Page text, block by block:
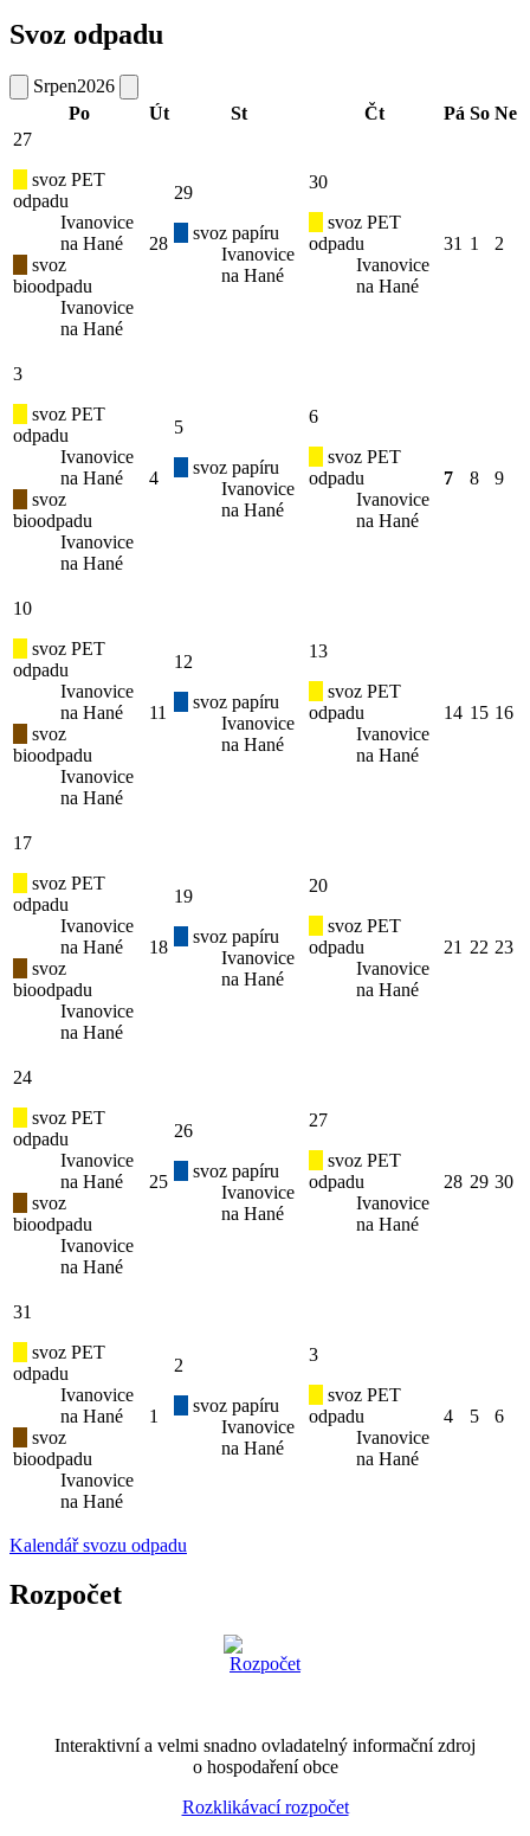
Svoz odpadu
Srpen2026
Po
Út St Čt Pá So Ne
27
svoz PET
odpadu
Ivanovice
na Hané
svoz
bioodpadu
Ivanovice
na Hané
28
29
svoz papíru
Ivanovice
na Hané
30
svoz PET
odpadu
Ivanovice
na Hané
31 1 2
3
svoz PET
odpadu
Ivanovice
na Hané
svoz
bioodpadu
Ivanovice
na Hané
4
5
svoz papíru
Ivanovice
na Hané
6
svoz PET
odpadu
Ivanovice
na Hané
7 8 9
10
svoz PET
odpadu
Ivanovice
na Hané
svoz
bioodpadu
Ivanovice
na Hané
11
12
svoz papíru
Ivanovice
na Hané
13
svoz PET
odpadu
Ivanovice
na Hané
14 15 16
17
svoz PET
odpadu
Ivanovice
na Hané
svoz
bioodpadu
Ivanovice
na Hané
18
19
svoz papíru
Ivanovice
na Hané
20
svoz PET
odpadu
Ivanovice
na Hané
21 22 23
24
svoz PET
odpadu
Ivanovice
na Hané
svoz
bioodpadu
Ivanovice
na Hané
25
26
svoz papíru
Ivanovice
na Hané
27
svoz PET
odpadu
Ivanovice
na Hané
28 29 30
31
svoz PET
odpadu
Ivanovice
na Hané
svoz
bioodpadu
Ivanovice
na Hané
1
2
svoz papíru
Ivanovice
na Hané
3
svoz PET
odpadu
Ivanovice
na Hané
4 5 6
Kalendář svozu odpadu
Rozpočet
Interaktivní a velmi snadno ovladatelný informační zdroj
o hospodaření obce
Rozklikávací rozpočet